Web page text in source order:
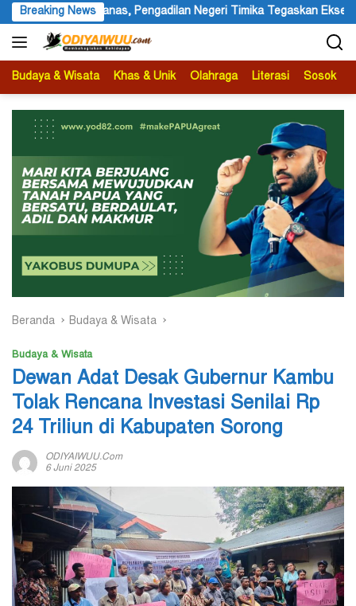
Langsung
ke
konten
Breaking News
Tegaskan Eksekusi Bukan Pemeriksaan Ulang
Budaya & Wisata Khas & Unik Olahraga Literasi Sosok
Beranda Budaya & Wisata
Budaya & Wisata
Dewan Adat Desak Gubernur Kambu
Tolak Rencana Investasi Senilai Rp
24 Triliun di Kabupaten Sorong
ODIYAIWUU.com
6 Juni 2025